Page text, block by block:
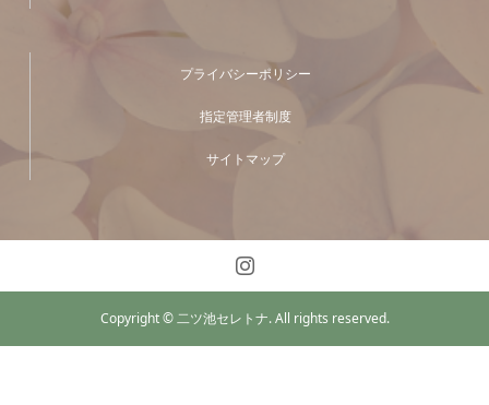
プライバシーポリシー
指定管理者制度
サイトマップ
Copyright © 二ツ池セレトナ. All rights reserved.